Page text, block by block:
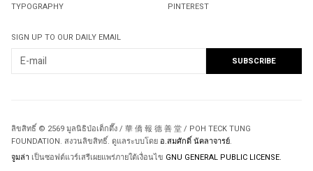
TYPOGRAPHY
PINTEREST
SIGN UP TO OUR DAILY EMAIL
ลิขสิทธิ์ © 2569 มูลนิธิป่อเต็กตึ๊ง / 華 僑 報 德 善 堂 / POH TECK TUNG
FOUNDATION. สงวนลิขสิทธิ์. ดูแลระบบโดย อ.สมศักดิ์ นัคลาจารย์.
จูมล่า เป็นซอฟต์แวร์เสรีเผยแพร่ภายใต้เงื่อนไข GNU GENERAL PUBLIC LICENSE.